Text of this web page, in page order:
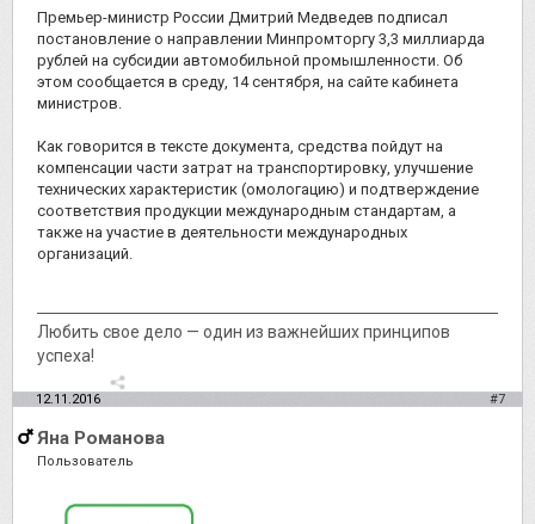
Премьер-министр России Дмитрий Медведев подписал
постановление о направлении Минпромторгу 3,3 миллиарда
рублей на субсидии автомобильной промышленности. Об
этом сообщается в среду, 14 сентября, на сайте кабинета
министров.
Как говорится в тексте документа, средства пойдут на
компенсации части затрат на транспортировку, улучшение
технических характеристик (омологацию) и подтверждение
соответствия продукции международным стандартам, а
также на участие в деятельности международных
организаций.
Любить свое дело — один из важнейших принципов
успеха!
12.11.2016 #7
Яна Романова
Пользователь